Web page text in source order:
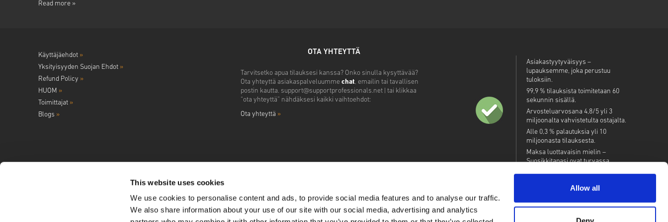
This website uses cookies
We use cookies to personalise content and ads, to provide social media features and to analyse our traffic.
We also share information about your use of our site with our social media, advertising and analytics
Allow all
Read more »
Käyttäjäehdot »
Yksityisyyden Suojan Ehdot »
Refund Policy »
HUOM »
Toimittajat »
Blogs »
OTA YHTEYTTÄ
Tarvitsetko apua tilauksesi kanssa? Onko sinulla kysyttävää?
Ota yhteyttä asiakaspalveluumme chat, emailin tai tavallisen
postin kautta. support@supportprofessionals.net| tai klikkaa
“ota yhteyttä” nähdäksesi kaikki vaihtoehdot:
Ota yhteyttä »
Asiakastyytyväisyys –
lupauksemme, joka perustuu
tuloksiin.
99,9 % tilauksista toimitetaan 60
sekunnin sisällä.
Arvosteluarvosana 4,8/5 yli 3
miljoonalta vahvistetulta ostajalta.
Alle 0,3 % palautuksia yli 10
miljoonasta tilauksesta.
Maksa luottavaisin mielin –
Suosikkitapasi ovat turvassa.